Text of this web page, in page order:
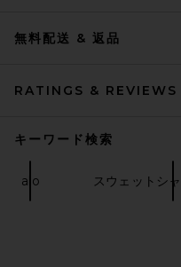
無料配送 & 返品
RATINGS & REVIEWS
キーワード検索
alo スウェットシ